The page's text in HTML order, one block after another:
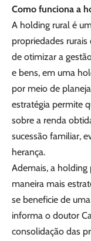
Como funciona a
A holding rural é
propriedades
de otimizar a
e bens, em uma
por meio de
estratégia permite
sobre a renda
sucessão familiar,
herança.
Ademais, a holding
maneira mais
se beneficie de
informa o doutor
consolidação das